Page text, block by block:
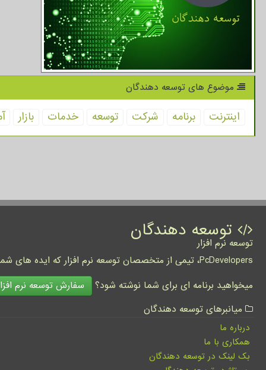
موضوع های توسعه دهندگان
اینترنت برنامه شركت توسعه خدمات بازار
توسعه دهندگان
توسعه نرم افزار
PcDevelopers، تیمی از متخصصان توسعه نرم افزار که ایده های شما را به واقعیت تبدیل نموده و کسب و کار شما را متحول می کنند.
میخواهید برنامه ای برای شما نوشته شود؟
سفارش توسعه نرم
میانبرهای توسعه دهندگان
درباره ما
همکاری با ما
بک لینک در توسعه دهندگان